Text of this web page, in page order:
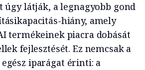
úgy látják, a legnagyobb gond
hiány, amely
termékeinek piacra dobását
fejlesztését. Ez nemcsak a
iparágat érinti: a